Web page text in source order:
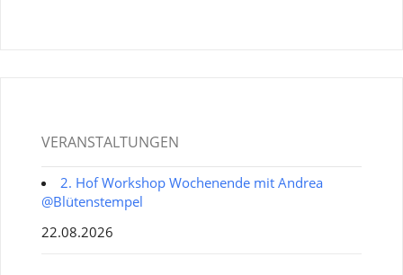
VERANSTALTUNGEN
2. Hof Workshop Wochenende mit Andrea
@Blütenstempel
22.08.2026